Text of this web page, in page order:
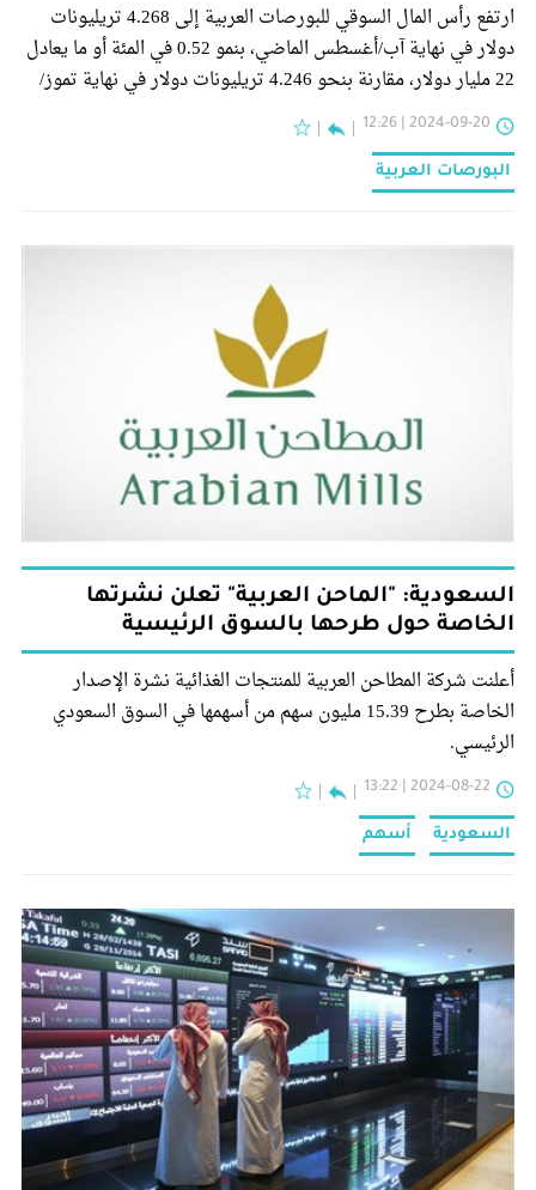
ارتفع رأس المال السوقي للبورصات العربية إلى 4.268 تريليونات
دولار في نهاية آب/أغسطس الماضي، بنمو 0.52 في المئة أو ما يعادل
22 مليار دولار، مقارنة بنحو 4.246 تريليونات دولار في نهاية تموز/
يوليو 2024، وفق صندوق النقد العربي.2024-09-20 | 12:26
البورصات العربية
السعودية: "الماحن العربية" تعلن نشرتها
الخاصة حول طرحها بالسوق الرئيسية
أعلنت شركة المطاحن العربية للمنتجات الغذائية نشرة الإصدار
الخاصة بطرح 15.39 مليون سهم من أسهمها في السوق السعودي
الرئيسي.
2024-08-22 | 13:22
السعودية أسهم